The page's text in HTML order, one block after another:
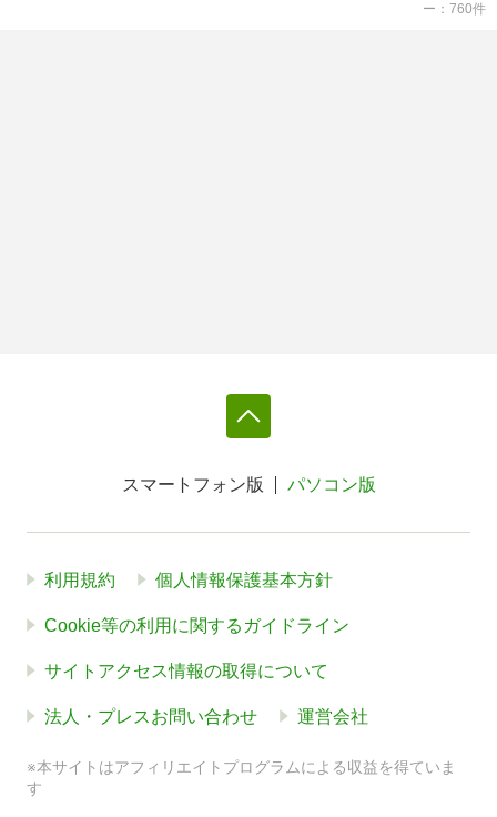
ー
760件
スマートフォン版 パソコン版
利用規約 個人情報保護基本方針
Cookie等の利用に関するガイドライン
サイトアクセス情報の取得について
法人・プレスお問い合わせ 運営会社
※本サイトはアフィリエイトプログラムによる収益を得ていま
す